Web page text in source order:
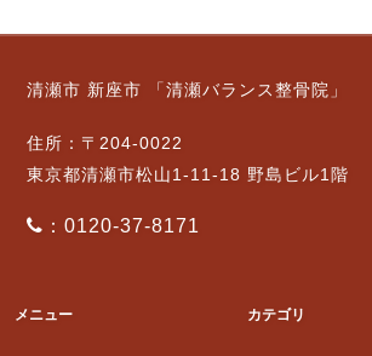
清瀬市 新座市 「清瀬バランス整骨院」
住所：〒204-0022
東京都清瀬市松山1-11-18 野島ビル1階
：0120-37-8171
メニュー カテゴリ